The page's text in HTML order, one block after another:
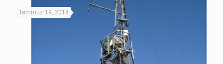
Temmuz 19, 2018